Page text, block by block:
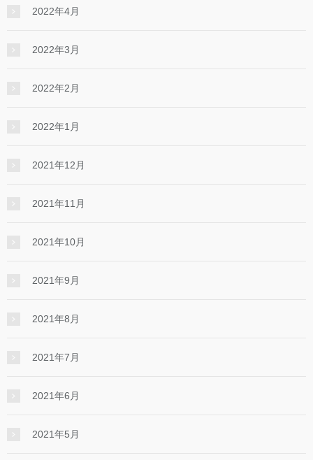
2022年4月
2022年3月
2022年2月
2022年1月
2021年12月
2021年11月
2021年10月
2021年9月
2021年8月
2021年7月
2021年6月
2021年5月